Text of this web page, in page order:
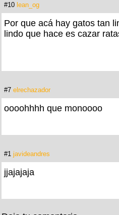
#10 lean_og
Por que acá hay gatos tan
lindo que hace es cazar
#7 elrechazador
oooohhhh que monoooo
#1 javideandres
jjajajaja